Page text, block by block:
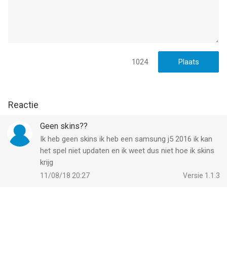
1024
Reactie
Geen skins??
Ik heb geen skins ik heb een samsung j5 2016 ik kan
het spel niet updaten en ik weet dus niet hoe ik skins
krijg
Versie 1.1.3
11/08/18 20:27